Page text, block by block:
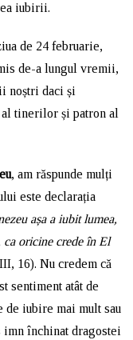
iubirii.
de 24 februarie,
de-a lungul vremii,
noștri daci și
tinerilor și patron al
, am răspunde mulți
este declarația
așa a iubit lumea,
oricine crede în El
16). Nu credem că
sentiment atât de
de iubire mai mult sau
imn închinat dragostei